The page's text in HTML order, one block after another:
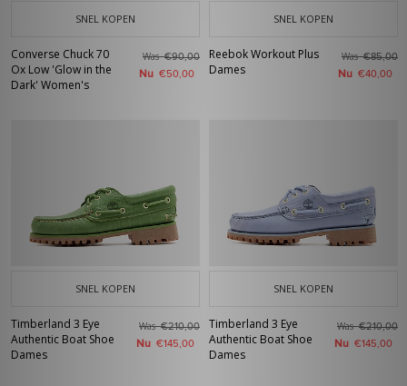
SNEL KOPEN
Converse Chuck 70
Ox Low 'Glow in the
Dark' Women's
Was€90,00
Nu €50,00
SNEL KOPEN
Reebok Workout Plus
Dames
Was€85,00
Nu €40,00
SNEL KOPEN
Timberland 3 Eye
Authentic Boat Shoe
Dames
Was€210,00
Nu €145,00
SNEL KOPEN
Timberland 3 Eye
Authentic Boat Shoe
Dames
Was€210,00
Nu €145,00